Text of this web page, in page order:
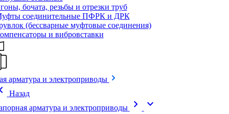
бочата, резьбы и отрезки труб
соединительные ПФРК и ДРК
(бессварные муфтовые соединения)
и вибровставки
арматура и электроприводы
Назад
арматура и электроприводы
chevron_right expand_more